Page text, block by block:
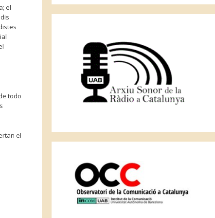
el
todo
el